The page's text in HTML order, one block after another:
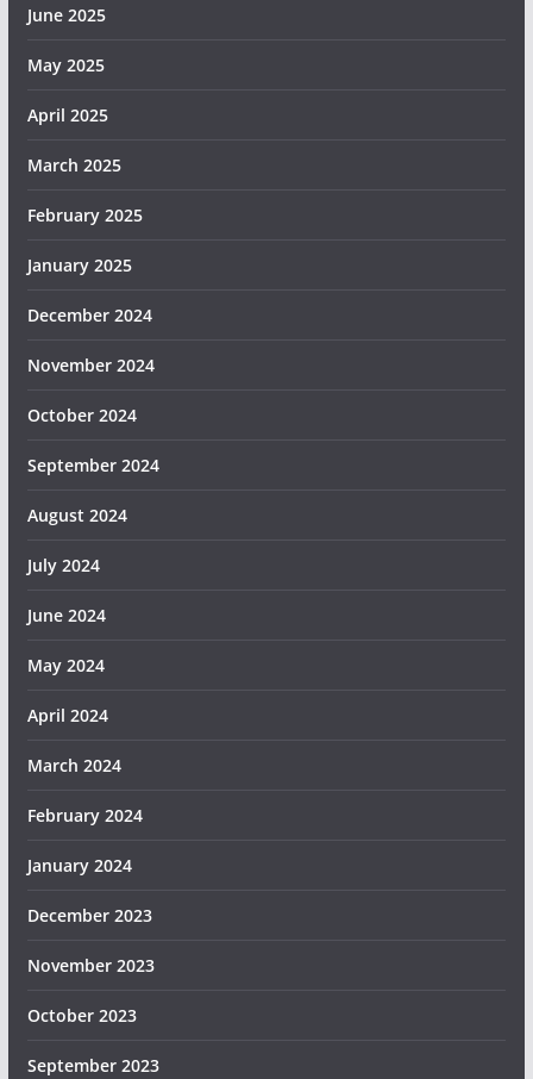
June 2025
May 2025
April 2025
March 2025
February 2025
January 2025
December 2024
November 2024
October 2024
September 2024
August 2024
July 2024
June 2024
May 2024
April 2024
March 2024
February 2024
January 2024
December 2023
November 2023
October 2023
September 2023